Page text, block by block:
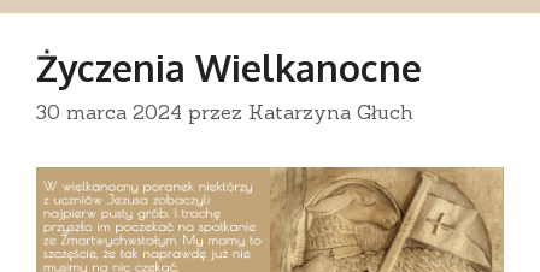
Życzenia Wielkanocne
30 marca 2024 przez Katarzyna Głuch